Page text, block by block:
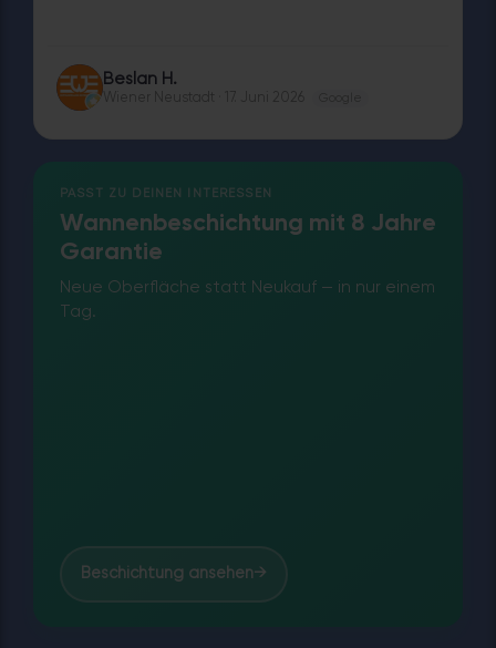
BH Beslan H.
Wiener Neustadt · 17. Juni 2026
PASST ZU DEINEN INTERESSEN
Wannenbeschichtung mit 8 Jahre
Garantie
Neue Oberfläche statt Neukauf — in nur einem
Tag.
Beschichtung ansehen→